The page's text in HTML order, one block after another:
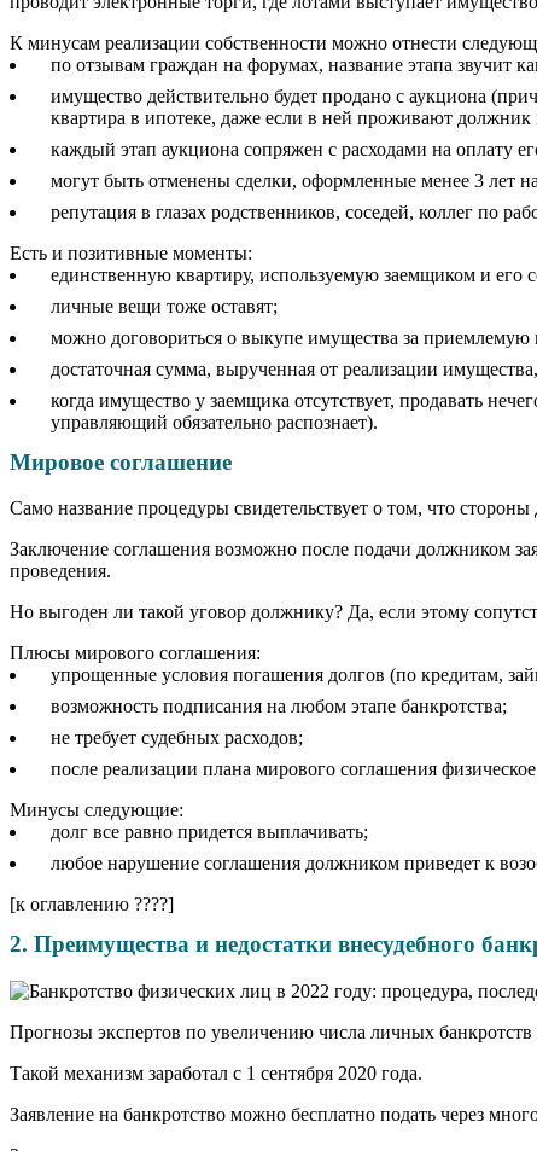
К минусам реализации собственности можно отнести
по отзывам граждан на форумах, название этапа звучит
имущество действительно будет продано с аукциона
квартира в ипотеке, даже если в ней проживают должник
каждый этап аукциона сопряжен с расходами на оплату
могут быть отменены сделки, оформленные менее 3 лет
репутация в глазах родственников, соседей, коллег по
Есть и позитивные моменты:
единственную квартиру, используемую заемщиком и его
личные вещи тоже оставят;
можно договориться о выкупе имущества за приемлемую
достаточная сумма, вырученная от реализации
когда имущество у заемщика отсутствует, продавать
управляющий обязательно распознает).
Мировое соглашение
Само название процедуры свидетельствует о том, что
Заключение соглашения возможно после подачи должником
проведения.
Но выгоден ли такой уговор должнику? Да, если этому
Плюсы мирового соглашения:
упрощенные условия погашения долгов (по кредитам,
возможность подписания на любом этапе банкротства;
не требует судебных расходов;
после реализации плана мирового соглашения
Минусы следующие:
долг все равно придется выплачивать;
любое нарушение соглашения должником приведет к
[к оглавлению ????]
2. Преимущества и недостатки внесудебного
Прогнозы экспертов по увеличению числа личных
Такой механизм заработал с 1 сентября 2020 года.
Заявление на банкротство можно бесплатно подать через